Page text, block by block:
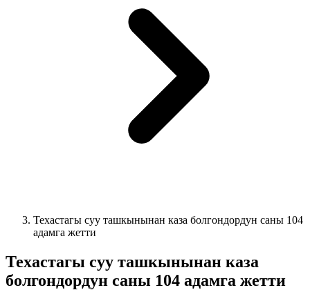
Техастагы суу ташкынынан каза болгондордун саны 104
адамга жетти
Техастагы суу ташкынынан каза
болгондордун саны 104 адамга жетти